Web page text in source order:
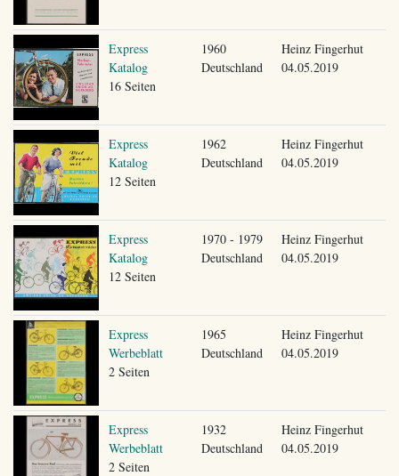
Express
Katalog
16 Seiten
1960
Deutschland
Heinz Fingerhut
04.05.2019
Express
Katalog
12 Seiten
1962
Deutschland
Heinz Fingerhut
04.05.2019
Express
Katalog
12 Seiten
1970 - 1979
Deutschland
Heinz Fingerhut
04.05.2019
Express
Werbeblatt
2 Seiten
1965
Deutschland
Heinz Fingerhut
04.05.2019
Express
Werbeblatt
2 Seiten
1932
Deutschland
Heinz Fingerhut
04.05.2019